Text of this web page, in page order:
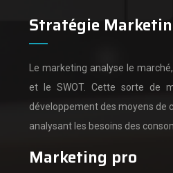
Stratégie
Le marketing analyse le
et le SWOT. Cette sorte de
développement des moyens de
analysant les besoins des
Marketing pro